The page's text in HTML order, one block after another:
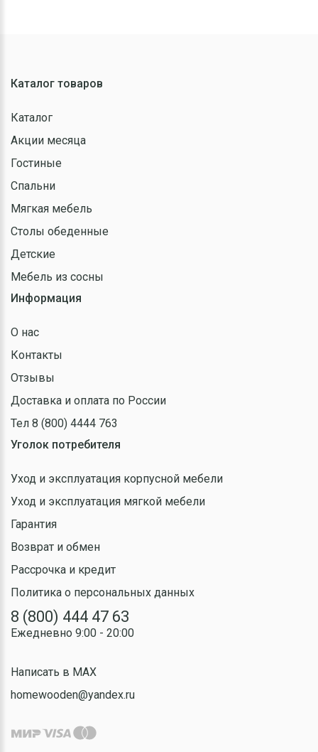
Каталог товаров
Каталог
Акции месяца
Гостиные
Спальни
Мягкая мебель
Столы обеденные
Детские
Мебель из сосны
Информация
О нас
Контакты
Отзывы
Доставка и оплата по России
Тел 8 (800) 4444 763
Уголок потребителя
Уход и эксплуатация корпусной мебели
Уход и эксплуатация мягкой мебели
Гарантия
Возврат и обмен
Рассрочка и кредит
Политика о персональных данных
8 (800) 444 47 63
Ежедневно 9:00 - 20:00
Написать в MAX
homewooden@yandex.ru